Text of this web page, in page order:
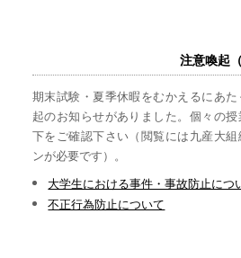
注意喚起
期末試験・夏季休暇をむかえるにあ
起のお知らせがありました。個々の
下をご確認下さい（閲覧には九産大
ンが必要です）。
大学生における事件・事故防止につ
不正行為防止について